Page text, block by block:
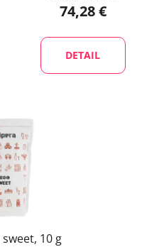
74,28 €
DETAIL
10 g